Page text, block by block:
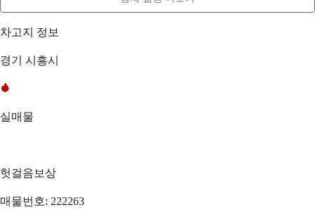
차고지 정보
경기 시흥시
실매물
헛걸음보상
매물번호: 222263